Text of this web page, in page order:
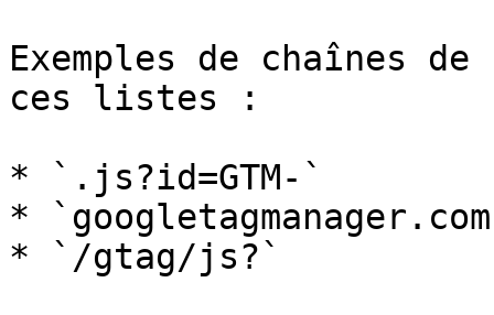
Exemples de chaînes
ces listes :
* `.js?id=GTM-`
*
* `/gtag/js?`